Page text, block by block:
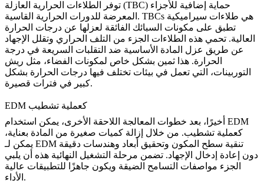
توفر الطلاءات الحرارية العازلة (TBC)
المعرضة للدورات الحرارية القاسية. TBCs هي طلاءات سيراميكية
تطبق على مكونات السبائك الفائقة لعزلها عن درجات الحرارة
العالية. تحمي هذه الطلاءات الجزء من التلف الحراري وتقلل الإجهاد
عن طريق عزل المادة الأساسية ضد التقلبات السريعة في درجة
الحرارة. هذا ثمين بشكل خاص لمكونات الفضاء، مثل ريش
التوربينات، التي تعمل في بيئات تختلف فيها درجات الحرارة بشكل
كبير في فترات قصيرة.
EDM كعملية تشطيب
EDM
كعملية تشطيب. من خلال إزالة كميات صغيرة من المادة بعناية،
يمكن لـ EDM تنقية سطح المكون وتحقيق أبعاد وهندسات دقيقة
دون إعادة إدخال الإجهاد. تضمن مرحلة التشغيل النهائية هذه أن يلبي
الجزء مواصفات التسامح الضيقة ويكون جاهزًا للتطبيقات عالية
الأداء.